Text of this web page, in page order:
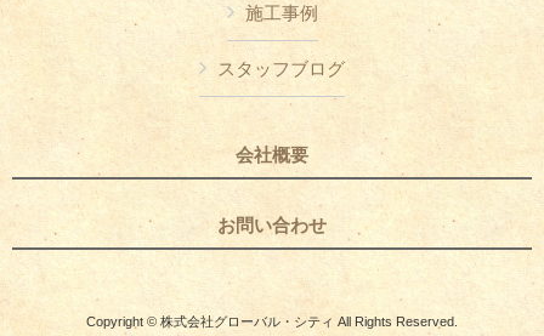
施工事例
スタッフブログ
会社概要
お問い合わせ
Copyright © 株式会社グローバル・シティ All Rights Reserved.